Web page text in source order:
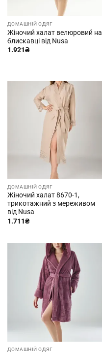
ДОМАШНІЙ ОДЯГ
Жіночий халат велюровий на
блискавці від Nusa
1.921₴
ДОМАШНІЙ ОДЯГ
Жіночий халат 8670-1,
трикотажний з мереживом
від Nusa
1.711₴
ДОМАШНІЙ ОДЯГ